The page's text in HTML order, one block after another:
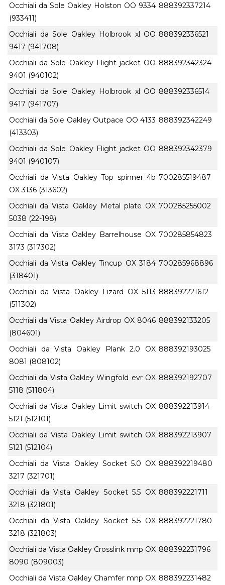
Occhiali da Sole Oakley Holston OO 9334
(933411)
888392337214
Occhiali da Sole Oakley Holbrook xl OO
9417 (941708)
888392336521
Occhiali da Sole Oakley Flight jacket OO
9401 (940102)
888392342324
Occhiali da Sole Oakley Holbrook xl OO
9417 (941707)
888392336514
Occhiali da Sole Oakley Outpace OO 4133
(413303)
888392342249
Occhiali da Sole Oakley Flight jacket OO
9401 (940107)
888392342379
Occhiali da Vista Oakley Top spinner 4b
OX 3136 (313602)
700285519487
Occhiali da Vista Oakley Metal plate OX
5038 (22-198)
700285255002
Occhiali da Vista Oakley Barrelhouse OX
3173 (317302)
700285854823
Occhiali da Vista Oakley Tincup OX 3184
(318401)
700285968896
Occhiali da Vista Oakley Lizard OX 5113
(511302)
888392221612
Occhiali da Vista Oakley Airdrop OX 8046
(804601)
888392133205
Occhiali da Vista Oakley Plank 2.0 OX
8081 (808102)
888392193025
Occhiali da Vista Oakley Wingfold evr OX
5118 (511804)
888392192707
Occhiali da Vista Oakley Limit switch OX
5121 (512101)
888392213914
Occhiali da Vista Oakley Limit switch OX
5121 (512104)
888392213907
Occhiali da Vista Oakley Socket 5.0 OX
3217 (321701)
888392219480
Occhiali da Vista Oakley Socket 5.5 OX
3218 (321801)
888392221711
Occhiali da Vista Oakley Socket 5.5 OX
3218 (321803)
888392221780
Occhiali da Vista Oakley Crosslink mnp OX
8090 (809003)
888392231796
Occhiali da Vista Oakley Chamfer mnp OX 888392231482